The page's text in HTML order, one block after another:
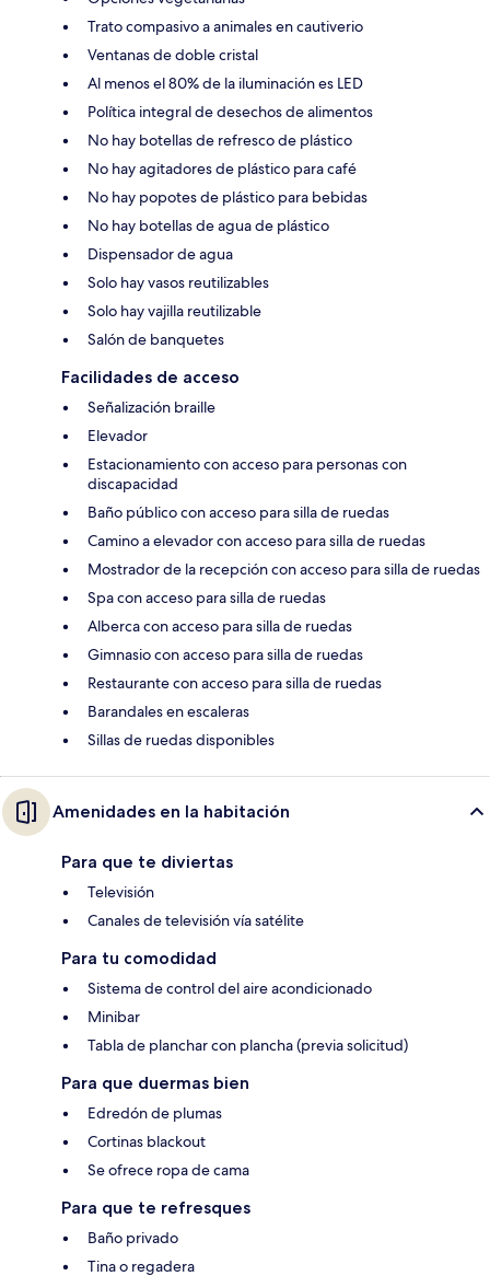
Trato compasivo a animales en cautiverio
Ventanas de doble cristal
Al menos el 80% de la iluminación es LED
Política integral de desechos de alimentos
No hay botellas de refresco de plástico
No hay agitadores de plástico para café
No hay popotes de plástico para bebidas
No hay botellas de agua de plástico
Dispensador de agua
Solo hay vasos reutilizables
Solo hay vajilla reutilizable
Salón de banquetes
Facilidades de acceso
Señalización braille
Elevador
Estacionamiento con acceso para personas con
discapacidad
Baño público con acceso para silla de ruedas
Camino a elevador con acceso para silla de ruedas
Mostrador de la recepción con acceso para silla de ruedas
Spa con acceso para silla de ruedas
Alberca con acceso para silla de ruedas
Gimnasio con acceso para silla de ruedas
Restaurante con acceso para silla de ruedas
Barandales en escaleras
Sillas de ruedas disponibles
Amenidades en la habitación
Para que te diviertas
Televisión
Canales de televisión vía satélite
Para tu comodidad
Sistema de control del aire acondicionado
Minibar
Tabla de planchar con plancha (previa solicitud)
Para que duermas bien
Edredón de plumas
Cortinas blackout
Se ofrece ropa de cama
Para que te refresques
Baño privado
Tina o regadera